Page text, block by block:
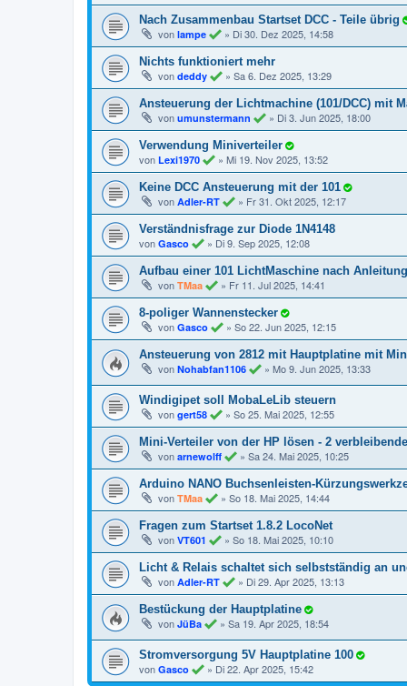
Nach Zusammenbau Startset DCC - Teile übrig
von lampe » Di 30. Dez 2025, 14:58
Nichts funktioniert mehr
von deddy » Sa 6. Dez 2025, 13:29
Ansteuerung der Lichtmachine (101/DCC) mit
von umunstermann » Di 3. Jun 2025, 18:00
Verwendung Miniverteiler
von Lexi1970 » Mi 19. Nov 2025, 13:52
Keine DCC Ansteuerung mit der 101
von Adler-RT » Fr 31. Okt 2025, 12:17
Verständnisfrage zur Diode 1N4148
von Gasco » Di 9. Sep 2025, 12:08
Aufbau einer 101 LichtMaschine nach Anleitung
von TMaa » Fr 11. Jul 2025, 14:41
8-poliger Wannenstecker
von Gasco » So 22. Jun 2025, 12:15
Ansteuerung von 2812 mit Hauptplatine mit
von Nohabfan1106 » Mo 9. Jun 2025, 13:33
Windigipet soll MobaLeLib steuern
von gert58 » So 25. Mai 2025, 12:55
Mini-Verteiler von der HP lösen - 2
von arnewolff » Sa 24. Mai 2025, 10:25
Arduino NANO Buchsenleisten-
von TMaa » So 18. Mai 2025, 14:44
Fragen zum Startset 1.8.2 LocoNet
von VT601 » So 18. Mai 2025, 10:10
Licht & Relais schaltet sich selbstständig an
von Adler-RT » Di 29. Apr 2025, 13:13
Bestückung der Hauptplatine
von JüBa » Sa 19. Apr 2025, 18:54
Stromversorgung 5V Hauptplatine 100
von Gasco » Di 22. Apr 2025, 15:42